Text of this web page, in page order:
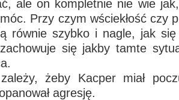
ale on kompletnie nie wie
Przy czym wściekłość czy
równie szybko i nagle, jak
się jakby tamte
żeby Kacper miał
agresję.